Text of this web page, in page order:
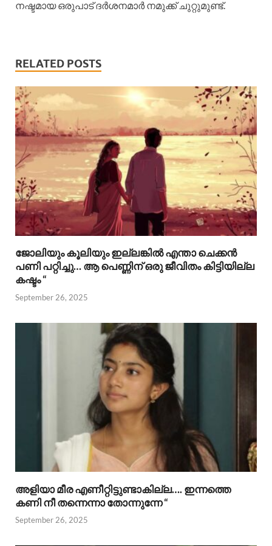
നഷ്ടമായ ഒരുപാട് ദർശനമാർ നമുക്ക് ചുറ്റുമുണ്ട്.
RELATED POSTS
ജോലിയും കൂലിയും ഇല്ലങ്കിൽ എന്താ ചെക്കൻ
പണി പറ്റിച്ചു… ആ പെണ്ണിന് ഒരു ജീവിതം കിട്ടിയില്ല
കഷ്ടം “
September 26, 2025
അളിയാ മീര എണീറ്റിട്ടുണ്ടാകില്ല…. ഇന്നത്തെ
കണി നീ തന്നെന്നാ തോന്നുന്നേ “
September 26, 2025